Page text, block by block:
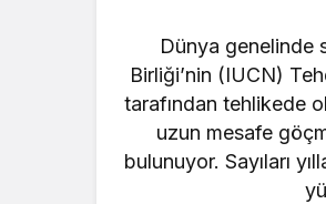
Dünya genelinde
Birliği’nin (IUCN)
tarafından tehlikede
uzun mesafe
bulunuyor. Sayıları